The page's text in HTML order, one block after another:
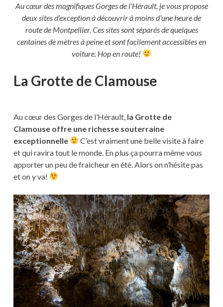
L’HÉRAULT
Au cœur des magnifiques Gorges de l’Hérault, je vous propose
deux sites d’exception à découvrir à moins d’une heure de
route de Montpellier. Ces sites sont séparés de quelques
centaines de mètres à peine et sont facilement accessibles en
voiture. Hop en route!
La Grotte de Clamouse
Au cœur des Gorges de l’Hérault, la Grotte de
Clamouse offre une richesse souterraine
exceptionnelle
C’est vraiment une belle visite à faire
et qui ravira tout le monde. En plus ça pourra même vous
apporter un peu de fraicheur en été. Alors on n’hésite pas
et on y va!